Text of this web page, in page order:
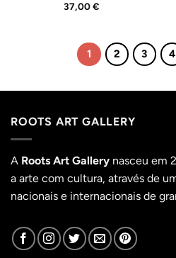
37,00€
1 2 3 4
ROOTS ART GALLERY
A Roots Art Gallery nasceu em
a arte com cultura, através de
nacionais e internacionais de